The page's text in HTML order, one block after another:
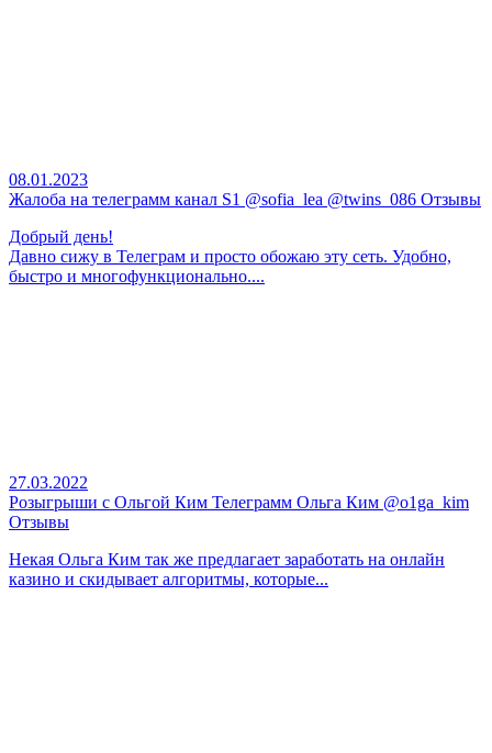
08.01.2023
Жалоба на телеграмм канал S1 @sofia_lea @twins_086 Отзывы
Добрый день!
Давно сижу в Телеграм и просто обожаю эту сеть. Удобно,
быстро и многофункционально....
27.03.2022
Розыгрыши с Ольгой Ким Телеграмм Ольга Ким @o1ga_kim
Отзывы
Некая Ольга Ким так же предлагает заработать на онлайн
казино и скидывает алгоритмы, которые...